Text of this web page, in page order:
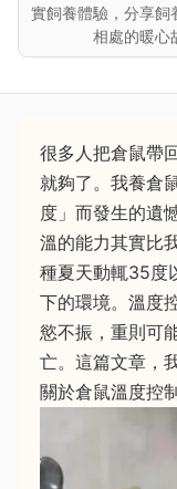
實飼養體驗，分享飼
相處的暖心
很多人把倉鼠帶
就夠了。我養倉
度」而發生的遺
溫的能力其實比
種夏天動輒35度
下的環境。溫度
慾不振，重則可
亡。這篇文章，
關於倉鼠溫度控